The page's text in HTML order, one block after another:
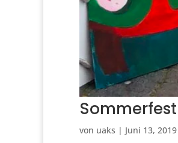
von uaks | Juni 13, 2019